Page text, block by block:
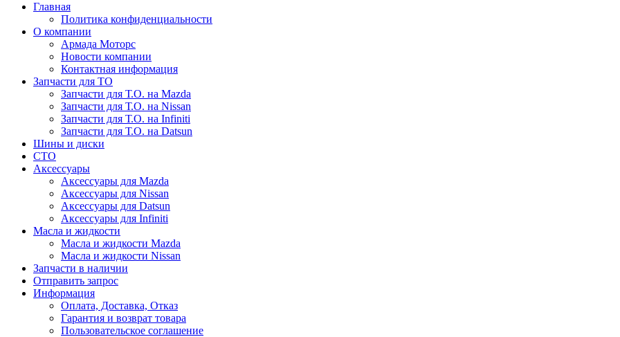
Главная
Политика конфиденциальности
О компании
Армада Моторс
Новости компании
Контактная информация
Запчасти для ТО
Запчасти для Т.О. на Mazda
Запчасти для Т.О. на Nissan
Запчасти для Т.О. на Infiniti
Запчасти для Т.О. на Datsun
Шины и диски
СТО
Аксессуары
Аксессуары для Mazda
Аксессуары для Nissan
Аксессуары для Datsun
Аксессуары для Infiniti
Масла и жидкости
Масла и жидкости Mazda
Масла и жидкости Nissan
Запчасти в наличии
Отправить запрос
Информация
Оплата, Доставка, Отказ
Гарантия и возврат товара
Пользовательское соглашение